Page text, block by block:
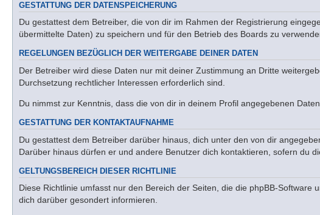
GESTATTUNG DER DATENSPEICHERUNG
Du gestattest dem Betreiber, die von dir im Rahmen der Registrierung
übermittelte Daten) zu speichern und für den Betrieb des Boards zu
REGELUNGEN BEZÜGLICH DER WEITERGABE DEINER DATEN
Der Betreiber wird diese Daten nur mit deiner Zustimmung an Dritte
Durchsetzung rechtlicher Interessen erforderlich sind.
Du nimmst zur Kenntnis, dass die von dir in deinem Profil angegebenen
GESTATTUNG DER KONTAKTAUFNAHME
Du gestattest dem Betreiber darüber hinaus, dich unter den von dir
Darüber hinaus dürfen er und andere Benutzer dich kontaktieren, sofern du
GELTUNGSBEREICH DIESER RICHTLINIE
Diese Richtlinie umfasst nur den Bereich der Seiten, die die phpBB-
dich darüber gesondert informieren.